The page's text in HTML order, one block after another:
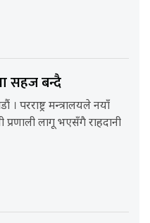
सहज बन्दै
। परराष्ट्र मन्त्रालयले नयाँ
प्रणाली लागू भएसँगै राहदानी